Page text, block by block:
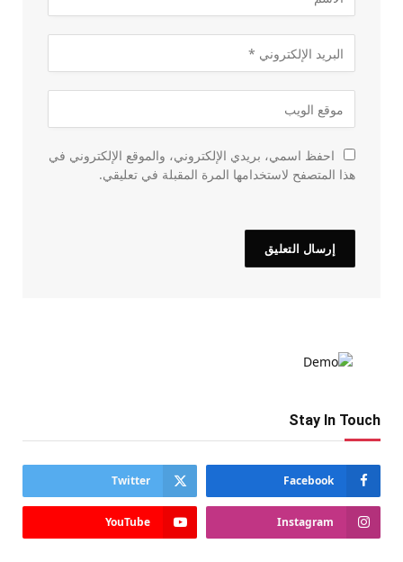
احفظ اسمي، بريدي الإلكتروني، والموقع الإلكتروني في
هذا المتصفح لاستخدامها المرة المقبلة في تعليقي.
Stay In Touch
Facebook
Twitter
Instagram
YouTube